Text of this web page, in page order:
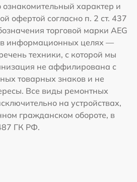
ознакомительный характер и
офертой согласно п. 2 ст. 437
торговой марки AEG
в информационных целях —
техники, с которой мы
не аффилирована с
товарных знаков и не
Все виды ремонтных
на устройствах,
гражданском обороте, в
ГК РФ.